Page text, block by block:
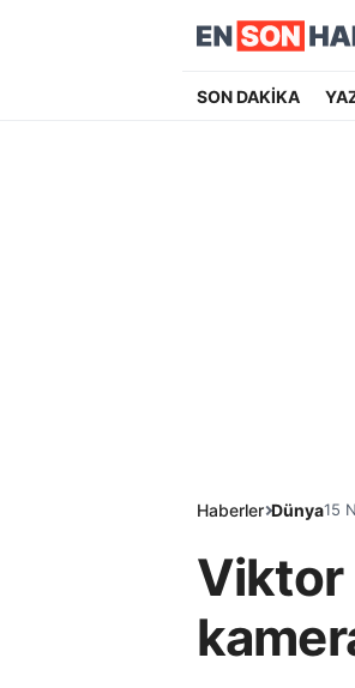
SON DAKİKA
Haberler Dünya15
Viktor